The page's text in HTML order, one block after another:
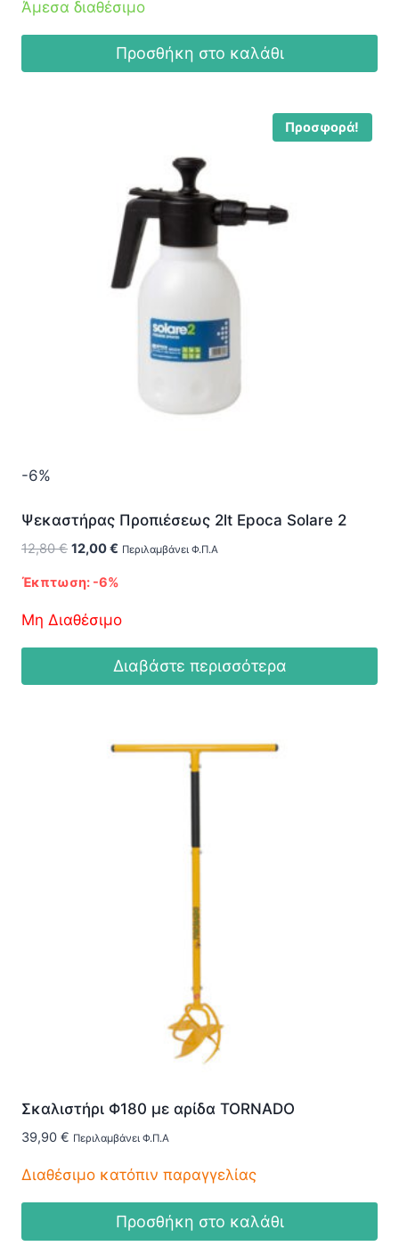
68,50 €.
Άμεσα διαθέσιμο
Προσθήκη στο καλάθι
Προσφορά!
-6%
Ψεκαστήρας Προπιέσεως 2lt Epoca Solare 2
12,80€ Original
was:
12,80 €.
12,00€ Η
τιμή
12,00 €.
Περιλαμβάνει Φ.Π.Α
Έκπτωση: -6%
Μη Διαθέσιμο
Διαβάστε περισσότερα
Σκαλιστήρι Φ180 με αρίδα TORNADO
39,90 € Περιλαμβάνει Φ.Π.Α
Διαθέσιμο κατόπιν παραγγελίας
Προσθήκη στο καλάθι